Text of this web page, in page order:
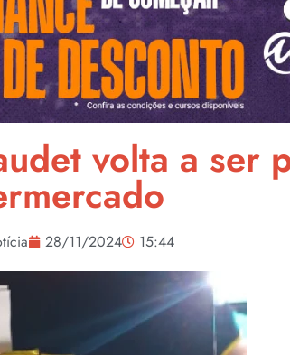
volta a ser
28/11/2024 15:44